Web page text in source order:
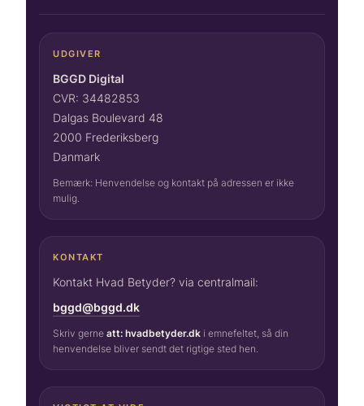
UDGIVER
BGGD Digital
CVR: 34482853
Dalgas Boulevard 48
2000 Frederiksberg
Danmark
Bemærk: Henvendelse og kontakt på adressen er ikke
mulig.
KONTAKT
Kontakt Hvad Betyder? via centralmail:
bggd@bggd.dk
Skriv gerne att: hvadbetyder.dk i emnefeltet, så din
henvendelse bliver sendt det rigtige sted hen.